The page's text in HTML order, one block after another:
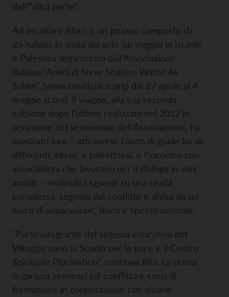
dell’“altra parte”.
Ad ascoltare Rita c’è un gruppo composto da
26 italiani, in visita durante un viaggio in Israele
e Palestina organizzato dall’Associazione
Italiana “Amici di Neve Shalom-Wahat As
Salam” (www.oasidipace.org) dal 27 aprile al 4
maggio scorsi. Il viaggio, alla sua seconda
edizione dopo l'ultimo realizzato nel 2012 in
occasione del ventennale dell'Associazione, ha
mostrato loro – attraverso l’aiuto di guide locali
differenti, ebree e palestinesi, e l'incontro con
associazioni che lavorano per il dialogo in vari
ambiti – molteplici sguardi su una realtà
complessa, segnata dal conflitto e divisa da un
muro di separazione, fisico e spesso mentale.
"Parte integrante del sistema educativo del
Villaggio sono la Scuola per la pace e il Centro
Spirituale Pluralistico", continua Rita. La prima
organizza seminari sul conflitto e corsi di
formazione in cooperazione con alcune